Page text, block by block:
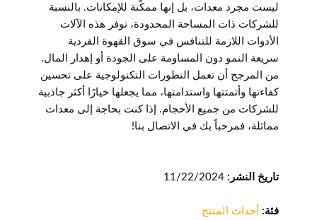
ليست مجرد معدات، بل إنها ممكّنة للإمكانات. بالنسبة
للشركات ذات المساحة المحدودة، توفر هذه الآلات
الأدوات اللازمة للتنافس في سوق القهوة الفردية
سريعة النمو دون المساومة على الجودة أو إهدار المال.
من المرجح أن تعمل التطورات التكنولوجية على تحسين
كفاءتها وأتمتتها واستدامتها، مما يجعلها خيارًا أكثر جاذبية
للشركات من جميع الأحجام. إذا كنت بحاجة إلى معدات
مماثلة، فمرحباً بك في الاتصال بنا!
تاريخ النشر:
فئة: أحداث المنتج